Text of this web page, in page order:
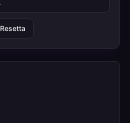
Resetta